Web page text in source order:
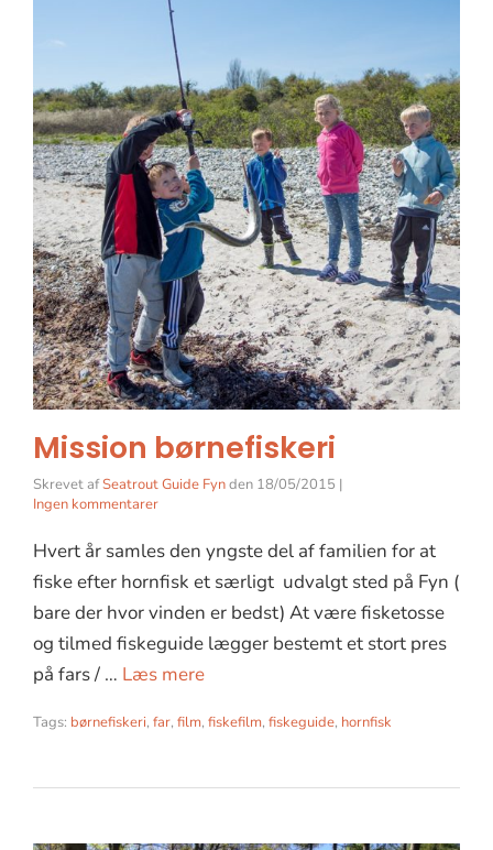
Mission børnefiskeri
Skrevet afSeatrout Guide Fynden 18/05/2015 |
Ingen kommentarer
Hvert år samles den yngste del af familien for at
fiske efter hornfisk et særligt udvalgt sted på Fyn (
bare der hvor vinden er bedst) At være fisketosse
og tilmed fiskeguide lægger bestemt et stort pres
på fars / … Læs mere
Tags: børnefiskeri, far, film, fiskefilm, fiskeguide, hornfisk